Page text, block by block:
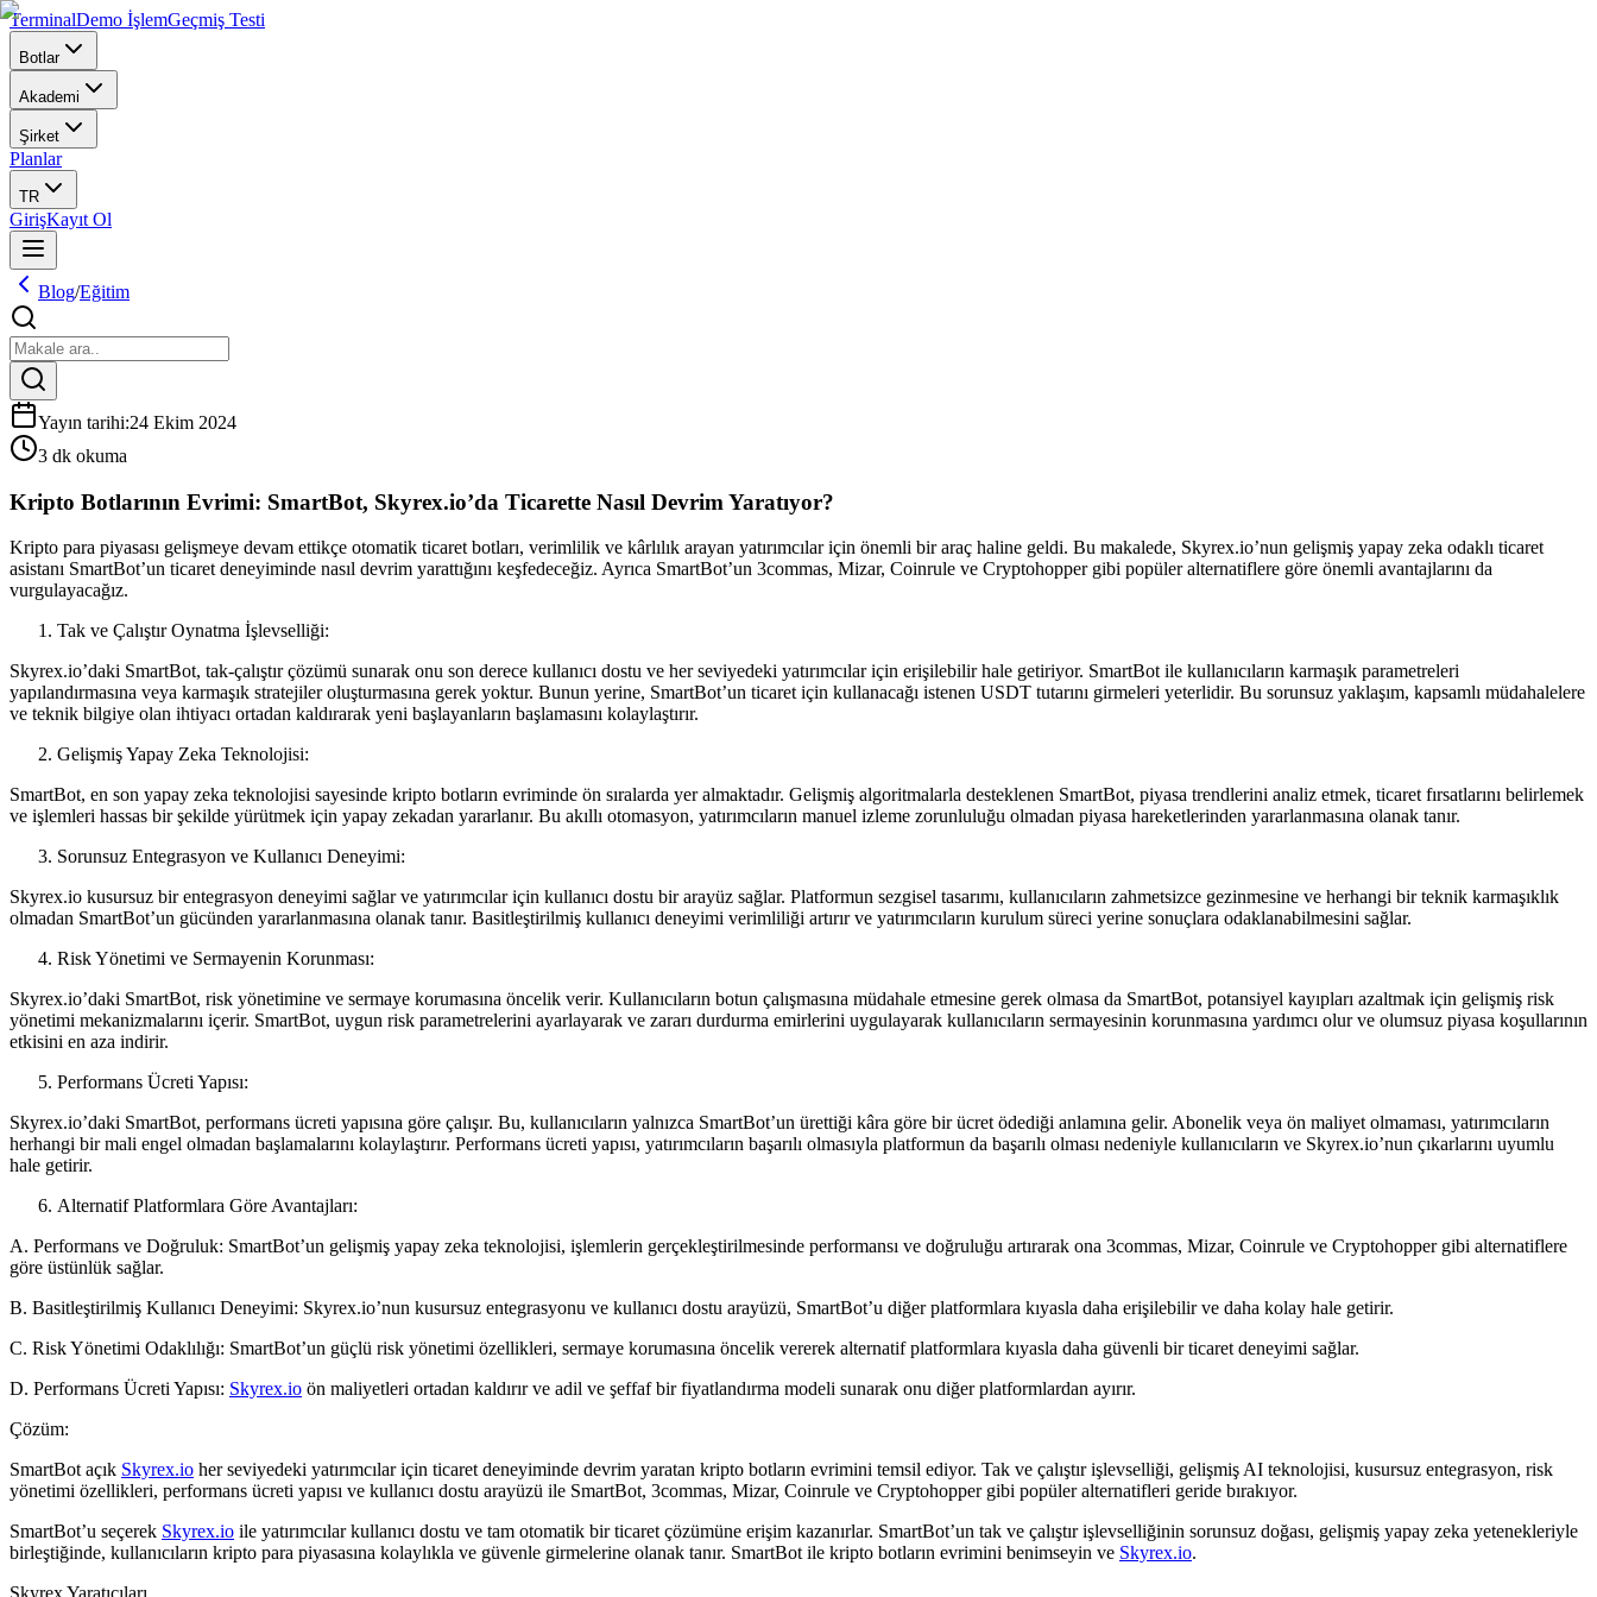
TerminalDemo İşlemGeçmiş Testi
Botlar
Akademi
Şirket
Planlar
TR
GirişKayıt Ol
Blog/Eğitim
Yayın tarihi:24 Ekim 2024
3 dk okuma
Kripto Botlarının Evrimi: SmartBot, Skyrex.io’da Ticarette Nasıl Devrim Yaratıyor?
Kripto para piyasası gelişmeye devam ettikçe otomatik ticaret botları, verimlilik ve kârlılık arayan yatırımcılar için önemli bir araç haline geldi. Bu makalede, Skyrex.io’nun gelişmiş yapay zeka odaklı ticaret
asistanı SmartBot’un ticaret deneyiminde nasıl devrim yarattığını keşfedeceğiz. Ayrıca SmartBot’un 3commas, Mizar, Coinrule ve Cryptohopper gibi popüler alternatiflere göre önemli avantajlarını da
vurgulayacağız.
Tak ve Çalıştır Oynatma İşlevselliği:
Skyrex.io’daki SmartBot, tak-çalıştır çözümü sunarak onu son derece kullanıcı dostu ve her seviyedeki yatırımcılar için erişilebilir hale getiriyor. SmartBot ile kullanıcıların karmaşık parametreleri
yapılandırmasına veya karmaşık stratejiler oluşturmasına gerek yoktur. Bunun yerine, SmartBot’un ticaret için kullanacağı istenen USDT tutarını girmeleri yeterlidir. Bu sorunsuz yaklaşım, kapsamlı müdahalelere
ve teknik bilgiye olan ihtiyacı ortadan kaldırarak yeni başlayanların başlamasını kolaylaştırır.
Gelişmiş Yapay Zeka Teknolojisi:
SmartBot, en son yapay zeka teknolojisi sayesinde kripto botların evriminde ön sıralarda yer almaktadır. Gelişmiş algoritmalarla desteklenen SmartBot, piyasa trendlerini analiz etmek, ticaret fırsatlarını belirlemek
ve işlemleri hassas bir şekilde yürütmek için yapay zekadan yararlanır. Bu akıllı otomasyon, yatırımcıların manuel izleme zorunluluğu olmadan piyasa hareketlerinden yararlanmasına olanak tanır.
Sorunsuz Entegrasyon ve Kullanıcı Deneyimi:
Skyrex.io kusursuz bir entegrasyon deneyimi sağlar ve yatırımcılar için kullanıcı dostu bir arayüz sağlar. Platformun sezgisel tasarımı, kullanıcıların zahmetsizce gezinmesine ve herhangi bir teknik karmaşıklık
olmadan SmartBot’un gücünden yararlanmasına olanak tanır. Basitleştirilmiş kullanıcı deneyimi verimliliği artırır ve yatırımcıların kurulum süreci yerine sonuçlara odaklanabilmesini sağlar.
Risk Yönetimi ve Sermayenin Korunması:
Skyrex.io’daki SmartBot, risk yönetimine ve sermaye korumasına öncelik verir. Kullanıcıların botun çalışmasına müdahale etmesine gerek olmasa da SmartBot, potansiyel kayıpları azaltmak için gelişmiş risk
yönetimi mekanizmalarını içerir. SmartBot, uygun risk parametrelerini ayarlayarak ve zararı durdurma emirlerini uygulayarak kullanıcıların sermayesinin korunmasına yardımcı olur ve olumsuz piyasa koşullarının
etkisini en aza indirir.
Performans Ücreti Yapısı:
Skyrex.io’daki SmartBot, performans ücreti yapısına göre çalışır. Bu, kullanıcıların yalnızca SmartBot’un ürettiği kâra göre bir ücret ödediği anlamına gelir. Abonelik veya ön maliyet olmaması, yatırımcıların
herhangi bir mali engel olmadan başlamalarını kolaylaştırır. Performans ücreti yapısı, yatırımcıların başarılı olmasıyla platformun da başarılı olması nedeniyle kullanıcıların ve Skyrex.io’nun çıkarlarını uyumlu
hale getirir.
Alternatif Platformlara Göre Avantajları:
A. Performans ve Doğruluk: SmartBot’un gelişmiş yapay zeka teknolojisi, işlemlerin gerçekleştirilmesinde performansı ve doğruluğu artırarak ona 3commas, Mizar, Coinrule ve Cryptohopper gibi alternatiflere
göre üstünlük sağlar.
B. Basitleştirilmiş Kullanıcı Deneyimi: Skyrex.io’nun kusursuz entegrasyonu ve kullanıcı dostu arayüzü, SmartBot’u diğer platformlara kıyasla daha erişilebilir ve daha kolay hale getirir.
C. Risk Yönetimi Odaklılığı: SmartBot’un güçlü risk yönetimi özellikleri, sermaye korumasına öncelik vererek alternatif platformlara kıyasla daha güvenli bir ticaret deneyimi sağlar.
D. Performans Ücreti Yapısı: Skyrex.io ön maliyetleri ortadan kaldırır ve adil ve şeffaf bir fiyatlandırma modeli sunarak onu diğer platformlardan ayırır.
Çözüm:
SmartBot açık Skyrex.io her seviyedeki yatırımcılar için ticaret deneyiminde devrim yaratan kripto botların evrimini temsil ediyor. Tak ve çalıştır işlevselliği, gelişmiş AI teknolojisi, kusursuz entegrasyon, risk
yönetimi özellikleri, performans ücreti yapısı ve kullanıcı dostu arayüzü ile SmartBot, 3commas, Mizar, Coinrule ve Cryptohopper gibi popüler alternatifleri geride bırakıyor.
SmartBot’u seçerek Skyrex.io ile yatırımcılar kullanıcı dostu ve tam otomatik bir ticaret çözümüne erişim kazanırlar. SmartBot’un tak ve çalıştır işlevselliğinin sorunsuz doğası, gelişmiş yapay zeka yetenekleriyle
birleştiğinde, kullanıcıların kripto para piyasasına kolaylıkla ve güvenle girmelerine olanak tanır. SmartBot ile kripto botların evrimini benimseyin ve Skyrex.io.